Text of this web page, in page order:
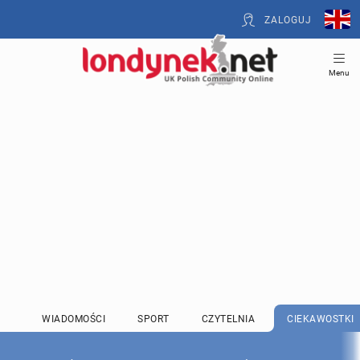
ZALOGUJ
Menu
WIADOMOŚCI SPORT CZYTELNIA CIEKAWOSTKI